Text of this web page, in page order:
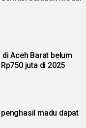
Aceh Barat belum
juta di 2025
madu dapat